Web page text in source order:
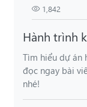
1,842
Hành trình
Tìm hiểu dự án
đọc ngay bài
nhé!